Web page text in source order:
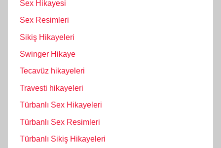
Sex Hikayesi
Sex Resimleri
Sikiş Hikayeleri
Swinger Hikaye
Tecavüz hikayeleri
Travesti hikayeleri
Türbanlı Sex Hikayeleri
Türbanlı Sex Resimleri
Türbanlı Sikiş Hikayeleri